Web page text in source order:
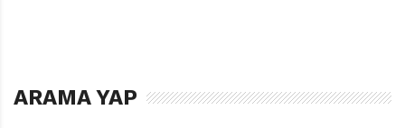
olmazsa olmazı yolculuk teması ilk iki romanın
ARAMA YAP